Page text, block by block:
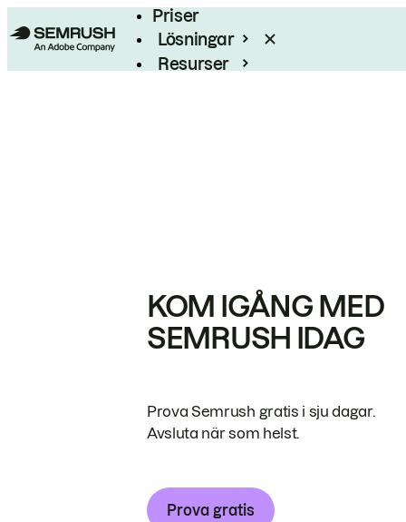
Priser
Lösningar
Resurser
KOM IGÅNG MED
SEMRUSH IDAG
Prova Semrush gratis i sju dagar.
Avsluta när som helst.
Prova gratis